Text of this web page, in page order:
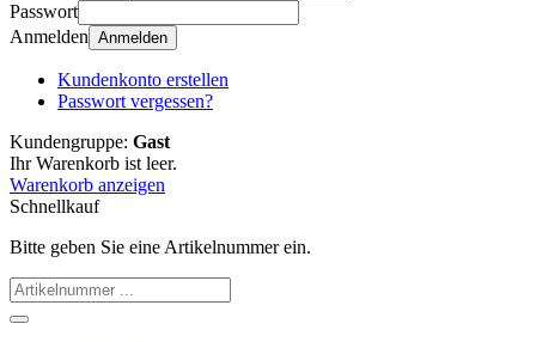
Passwort
Anmelden Anmelden
Kundenkonto erstellen
Passwort vergessen?
Kundengruppe: Gast
Ihr Warenkorb ist leer.
Warenkorb anzeigen
Schnellkauf
Bitte geben Sie eine Artikelnummer ein.